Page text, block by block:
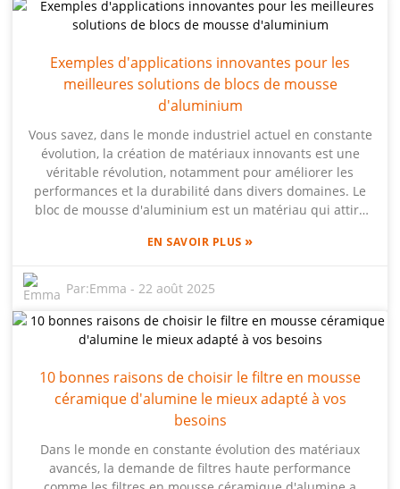
sont à l'avant-garde avec leurs panneaux en mousse
d'aluminium. Ces panneaux sont non seulement légers,
véritable concentré de performances. Grâce à ses
techniques brevetées uniques de fabrication et
d'application de la mousse d'aluminium, Beihai AFP est
à la demande croissante de matériaux de construction
écologiques. Lorsque les propriétaires et les
constructeurs comprennent les avantages des panneaux
de toiture isolants en aluminium, ils peuvent faire des
choix plus judicieux et réaliser des économies à long
l'environnement. C'est comme faire d'une pierre deux
Exemples d'applications innovantes pour les
meilleures solutions de blocs de mousse
d'aluminium
Vous savez, dans le monde industriel actuel en constante
évolution, la création de matériaux innovants est une
véritable révolution, notamment pour améliorer les
performances et la durabilité dans divers domaines. Le
bloc de mousse d'aluminium est un matériau qui attire
léger et étonnamment résistant. Des entreprises comme
l'avant-garde dans ce domaine, notamment avec leurs
solutions brevetées de panneaux de mousse d'aluminium
(AFP). L'entreprise concentre ses efforts en R&D, ce qui lui
permet non seulement de maîtriser la fabrication de
exclusifs sur ses conceptions et applications uniques.
Dans ce blog, je partagerai des études de cas
passionnantes illustrant la polyvalence et l'efficacité de
l'architecture modernes à l'industrie automobile. Ils
révolutionnent véritablement les méthodes de travail,
EN SAVOIR PLUS »
Par:Emma -22 août 2025
10 bonnes raisons de choisir le filtre en mousse
céramique d'alumine le mieux adapté à vos
besoins
Dans le monde en constante évolution des matériaux
avancés, la demande de filtres haute performance